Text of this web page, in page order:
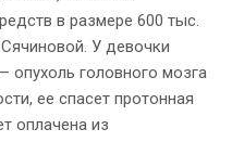
в размере 600 тыс.
У девочки
опухоль головного мозга
ее спасет протонная
оплачена из